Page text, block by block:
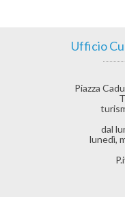
Ufficio
Piazza
dal
lunedì,